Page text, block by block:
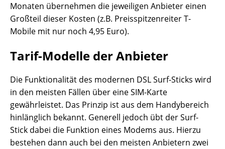
Monaten übernehmen die jeweiligen Anbieter einen
Großteil dieser Kosten (z.B. Preisspitzenreiter T-
Mobile mit nur noch 4,95 Euro).
Tarif-Modelle der Anbieter
Die Funktionalität des modernen DSL Surf-Sticks wird
in den meisten Fällen über eine SIM-Karte
gewährleistet. Das Prinzip ist aus dem Handybereich
hinlänglich bekannt. Generell jedoch übt der Surf-
Stick dabei die Funktion eines Modems aus. Hierzu
bestehen dann auch bei den meisten Anbietern zwei